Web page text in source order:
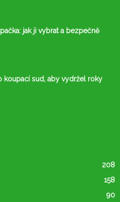
jak ji vybrat a bezpečně
koupací sud, aby vydržel roky
208
158
90